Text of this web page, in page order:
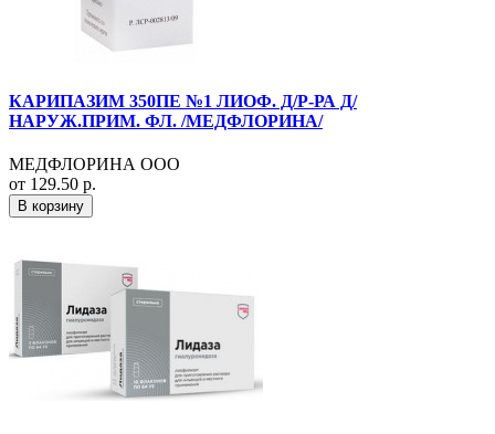
КАРИПАЗИМ 350ПЕ №1 ЛИОФ. Д/Р-РА Д/
НАРУЖ.ПРИМ. ФЛ. /МЕДФЛОРИНА/
МЕДФЛОРИНА ООО
от 129.50 р.
В корзину